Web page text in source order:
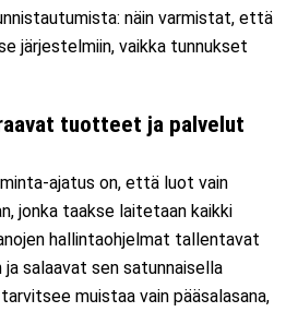
näin varmistat, että
järjestelmiin, vaikka tunnukset
tuotteet ja palvelut
ajatus on, että luot vain
jonka taakse laitetaan kaikki
hallintaohjelmat tallentavat
salaavat sen satunnaisella
muistaa vain pääsalasana,